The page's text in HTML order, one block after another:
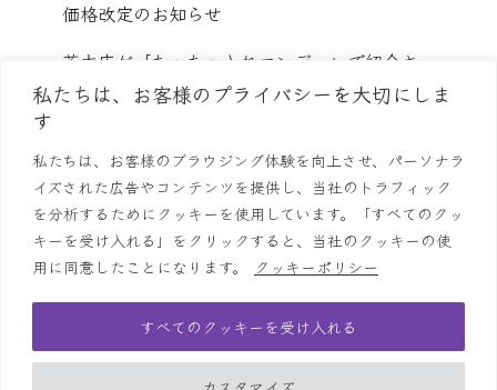
私たちは、お客様のプライバシーを大切にしま
す
私たちは、お客様のブラウジング体験を向上させ、パーソナラ
イズされた広告やコンテンツを提供し、当社のトラフィック
を分析するためにクッキーを使用しています。「すべてのクッ
キーを受け入れる」をクリックすると、当社のクッキーの使
用に同意したことになります。
クッキーポリシー
すべてのクッキーを受け入れる
価格改定のお知らせ
茨木店が「ちゃちゃ入れマンデー」で紹介さ
れました
すべてのお知らせを見る
らーめん鱗店舗情報お品書き鱗の栄誉お知らせ
採用情報お問い合わせプライバシーポリシー
English简体字 繁體中文한국어
Ramen UROKO© 2026 ASTYLE